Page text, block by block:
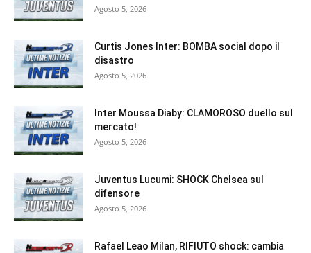
Agosto 5, 2026
Curtis Jones Inter: BOMBA social dopo il
disastro
Agosto 5, 2026
Inter Moussa Diaby: CLAMOROSO duello sul
mercato!
Agosto 5, 2026
Juventus Lucumi: SHOCK Chelsea sul
difensore
Agosto 5, 2026
Rafael Leao Milan, RIFIUTO shock: cambia